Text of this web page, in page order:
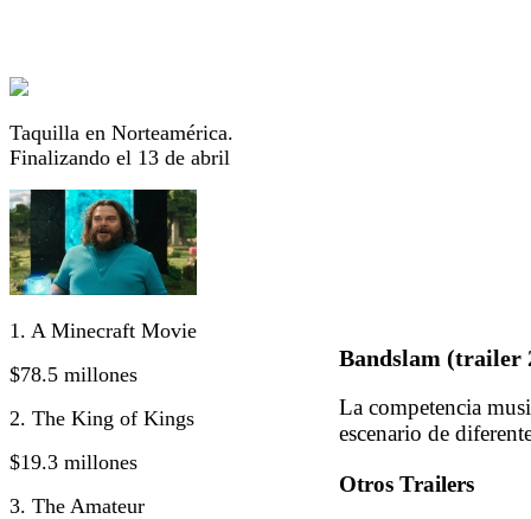
Taquilla en Norteamérica.
Finalizando el 13 de abril
1. A Minecraft Movie
$78.5 millones
2. The King of Kings
$19.3 millones
3. The Amateur
Bandslam (trailer
La competencia
escenario de
Otros Trailers